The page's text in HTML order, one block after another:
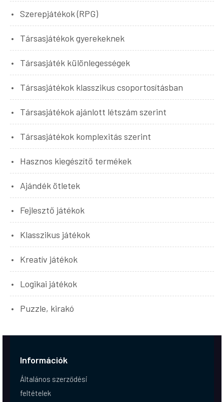
Szerepjátékok (RPG)
Társasjátékok gyerekeknek
Társasjáték különlegességek
Társasjátékok klasszikus csoportosításban
Társasjátékok ajánlott létszám szerint
Társasjátékok komplexitás szerint
Hasznos kiegészítő termékek
Ajándék ötletek
Fejlesztő játékok
Klasszikus játékok
Kreatív játékok
Logikai játékok
Puzzle, kirakó
Információk
Általános szerződési
feltételek